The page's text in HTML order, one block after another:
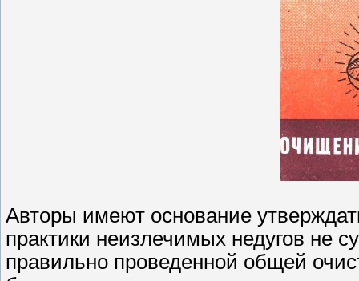
Авторы имеют основание
практики неизлечимых недугов не
правильно проведенной общей